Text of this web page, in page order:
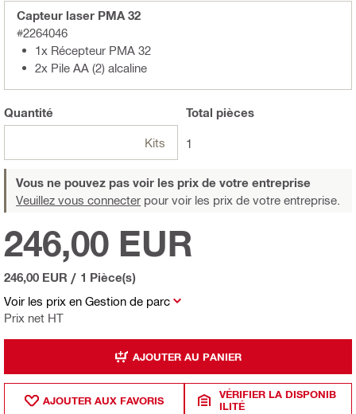
Capteur laser PMA 32
#2264046
1x Récepteur PMA 32
2x Pile AA (2) alcaline
Quantité
Kits
Total pièces
1
Vous ne pouvez pas voir les prix de votre entreprise
Veuillez vous connecter pour voir les prix de votre entreprise.
Voir les prix en Gestion de parc
Prix net HT
246,00 EUR
246,00 EUR / 1 Pièce(s)
AJOUTER AU PANIER
AJOUTER AUX FAVORIS
VÉRIFIER LA DISPONIB
ILITÉ